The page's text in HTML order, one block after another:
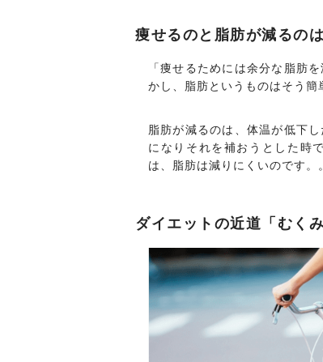
痩せるのと脂肪が減るのは
「痩せるためには余分な脂肪
かし、脂肪というものはそう簡
脂肪が減るのは、体温が低下
になりそれを補おうとした時
は、脂肪は減りにくいのです。。
ダイエットの近道「むく